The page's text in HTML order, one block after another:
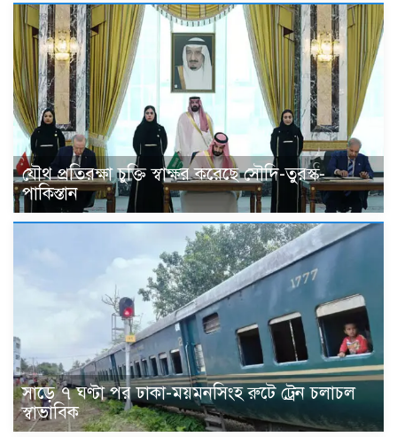
যৌথ প্রতিরক্ষা চুক্তি স্বাক্ষর করেছে সৌদি-তুরস্ক-
পাকিস্তান
সাড়ে ৭ ঘণ্টা পর ঢাকা-ময়মনসিংহ রুটে ট্রেন চলাচল
স্বাভাবিক